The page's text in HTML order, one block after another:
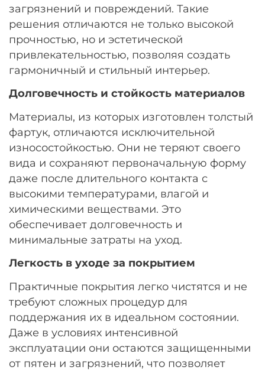
загрязнений и повреждений. Такие
решения отличаются не только высокой
прочностью, но и эстетической
привлекательностью, позволяя создать
гармоничный и стильный интерьер.
Долговечность и стойкость материалов
Материалы, из которых изготовлен толстый
фартук, отличаются исключительной
износостойкостью. Они не теряют своего
вида и сохраняют первоначальную форму
даже после длительного контакта с
высокими температурами, влагой и
химическими веществами. Это
обеспечивает долговечность и
минимальные затраты на уход.
Легкость в уходе за покрытием
Практичные покрытия легко чистятся и не
требуют сложных процедур для
поддержания их в идеальном состоянии.
Даже в условиях интенсивной
эксплуатации они остаются защищенными
от пятен и загрязнений, что позволяет